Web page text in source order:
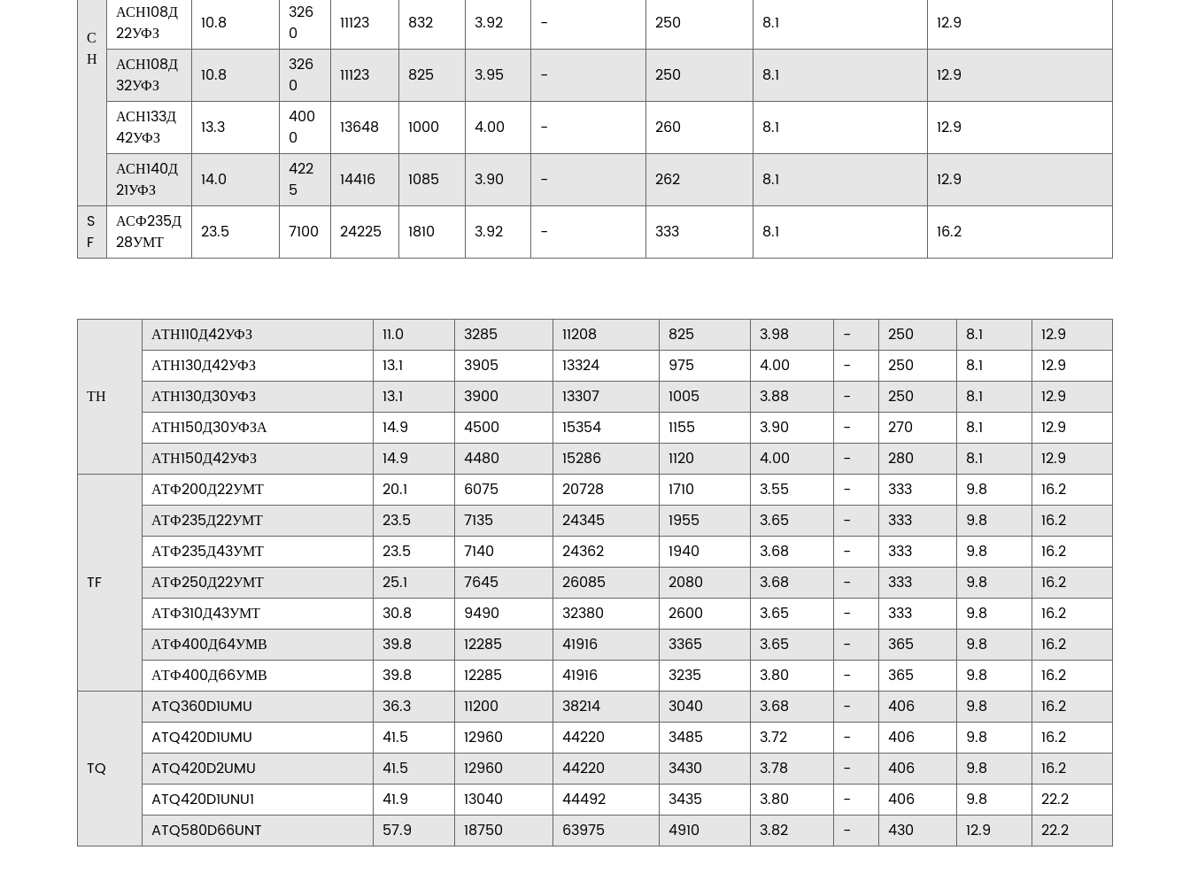
С
Н
АСН108Д
22УФЗ
10.8
326
0
11123 832 3.92 - 250 8.1
12.9
АСН108Д
32УФЗ
10.8
326
0
11123 825 3.95 - 250 8.1
12.9
АСН133Д
42УФЗ
13.3
400
0
13648 1000 4.00 - 260 8.1
12.9
АСН140Д
21УФЗ
14.0
422
5
14416 1085 3.90 - 262 8.1
12.9
S
F
АСФ235Д
28УМТ
23.5 7100 24225 1810 3.92 - 333 8.1 16.2
ТН
АТН110Д42УФЗ 11.0 3285 11208 825 3.98 - 250 8.1
12.9
АТН130Д42УФЗ
13.1 3905 13324 975 4.00 - 250 8.1
12.9
АТН130Д30УФЗ
13.1 3900 13307 1005 3.88 - 250 8.1
12.9
АТН150Д30УФЗА
14.9 4500 15354 1155 3.90 - 270 8.1
12.9
АТН150Д42УФЗ
14.9 4480 15286 1120 4.00 - 280 8.1 12.9
TF
АТФ200Д22УМТ 20.1 6075 20728 1710 3.55 - 333 9.8
16.2
АТФ235Д22УМТ
23.5 7135 24345 1955 3.65 - 333 9.8
16.2
АТФ235Д43УМТ
23.5 7140 24362 1940 3.68 - 333 9.8
16.2
АТФ250Д22УМТ
25.1 7645 26085 2080 3.68 - 333 9.8
16.2
АТФ310Д43УМТ
30.8 9490 32380 2600 3.65 - 333 9.8
16.2
АТФ400Д64УМВ
39.8 12285 41916 3365 3.65 - 365 9.8
16.2
АТФ400Д66УМВ
39.8 12285 41916 3235 3.80 - 365 9.8 16.2
TQ
ATQ360D1UMU 36.3 11200 38214 3040 3.68 - 406 9.8
16.2
ATQ420D1UMU
41.5 12960 44220 3485 3.72 - 406 9.8
16.2
ATQ420D2UMU
41.5 12960 44220 3430 3.78 - 406 9.8
16.2
ATQ420D1UNU1
41.9 13040 44492 3435 3.80 - 406 9.8
22.2
ATQ580D66UNT
57.9 18750 63975 4910 3.82 - 430 12.9 22.2